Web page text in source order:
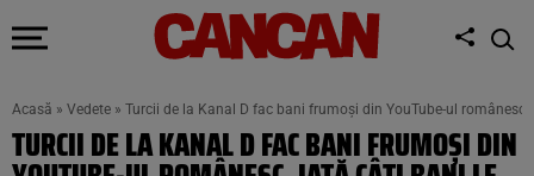
Acasă » Vedete » Turcii de la Kanal D fac bani frumoși din YouTube-ul
TURCII DE LA KANAL D FAC BANI FRUMOȘI DIN